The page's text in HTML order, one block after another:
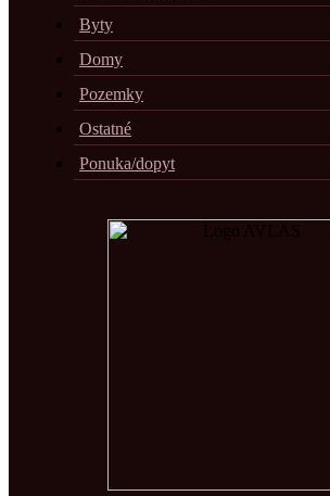
Byty
Domy
Pozemky
Ostatné
Ponuka/dopyt